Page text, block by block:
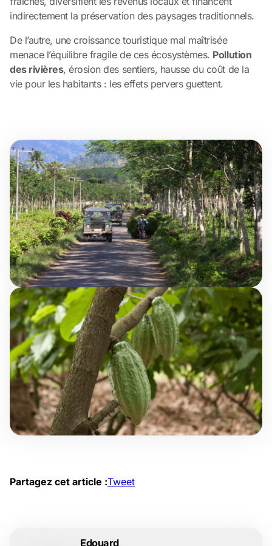
indirectement la préservation des paysages traditionnels.
De l’autre, une croissance touristique mal maîtrisée
menace l’équilibre fragile de ces écosystèmes. Pollution
des rivières, érosion des sentiers, hausse du coût de la
vie pour les habitants : les effets pervers guettent.
Partagez cet article :Tweet
Edouard